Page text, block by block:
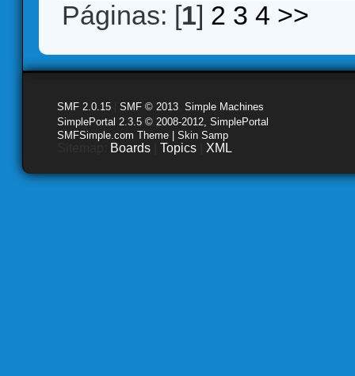
Páginas: [1] 2 3 4 >>
SMF 2.0.15 SMF © 2013 Simple Machines
SimplePortal 2.3.5 © 2008-2012, SimplePortal
SMFSimple.com Theme | Skin Samp
Boards Topics XML